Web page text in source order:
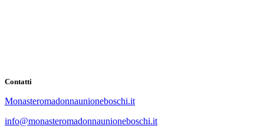
Contatti
Monasteromadonnaunioneboschi.it
info@monasteromadonnaunioneboschi.it